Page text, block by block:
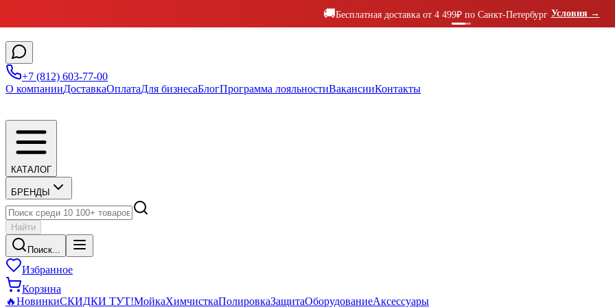
🚚Бесплатная доставка от 4 499₽ по Санкт-Петербург Условия →
+7 (812) 603-77-00
О компанииДоставкаОплатаДля бизнесаБлогПрограмма лояльностиВакансииКонтакты
КАТАЛОГ
БРЕНДЫ
Найти
Поиск...
Избранное
Корзина
🔥НовинкиСКИДКИ ТУТ!МойкаХимчисткаПолировкаЗащитаОборудованиеАксессуары